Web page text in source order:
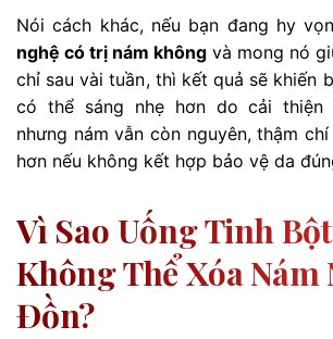
Nói cách khác, nếu bạn đang hy
nghệ có trị nám không và mong nó
chỉ sau vài tuần, thì kết quả sẽ khiến
có thể sáng nhẹ hơn do cải thiện
nhưng nám vẫn còn nguyên, thậm
hơn nếu không kết hợp bảo vệ da
Vì Sao Uống Tinh
Không Thể Xóa Nám
Đồn?